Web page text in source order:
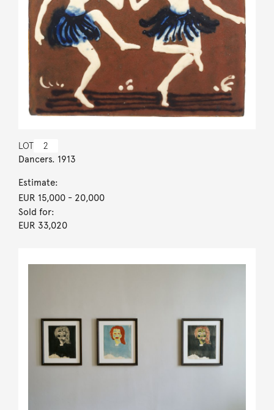
LOT 2
Dancers. 1913
Estimate:
EUR 15,000- 20,000
Sold for:
EUR 33,020